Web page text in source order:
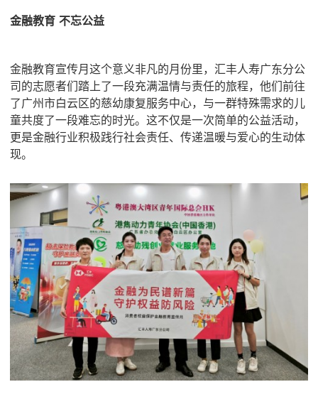
金融教育 不忘公益
金融教育宣传月这个意义非凡的月份里，汇丰人寿广东分公
司的志愿者们踏上了一段充满温情与责任的旅程，他们前往
了广州市白云区的慈幼康复服务中心，与一群特殊需求的儿
童共度了一段难忘的时光。这不仅是一次简单的公益活动，
更是金融行业积极践行社会责任、传递温暖与爱心的生动体
现。